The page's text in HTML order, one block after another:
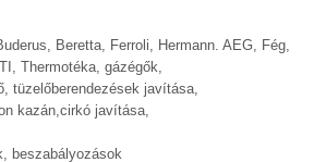
Beretta, Ferroli, Hermann. AEG, Fég,
Thermotéka, gázégők,
tüzelőberendezések javítása,
kazán,cirkó javítása,
beszabályozások